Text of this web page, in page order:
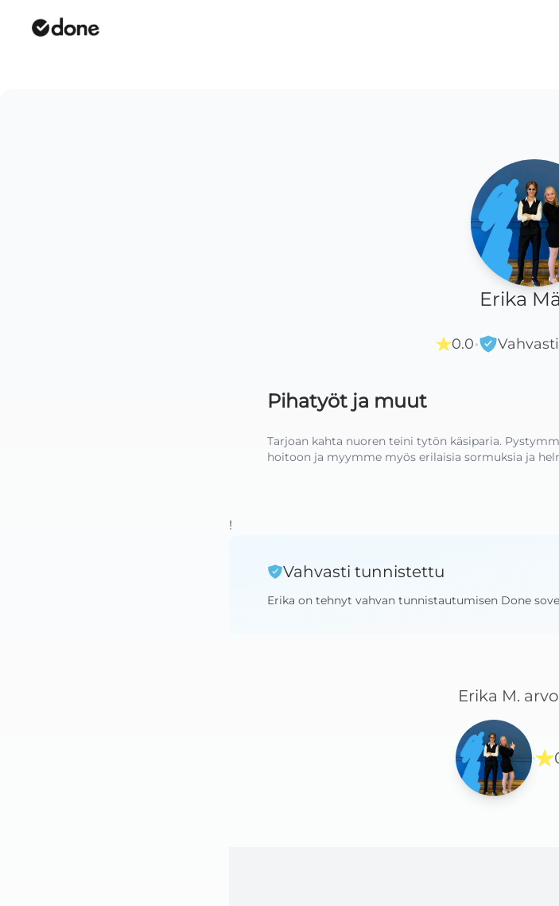
Erika
0.0·
Pihatyöt ja muut
Tarjoan kahta nuoren teini tytön käsiparia.
hoitoon ja myymme myös erilaisia sormuksia ja
!
Vahvasti tunnistettu
Erika on tehnyt vahvan tunnistautumisen Done
Erika M.
·